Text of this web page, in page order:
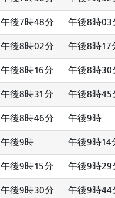
午後7時48分 午後8時03
午後8時02分 午後8時17
午後8時16分 午後8時30
午後8時31分 午後8時45
午後8時46分 午後9時
午後9時 午後9時14
午後9時15分 午後9時29
午後9時30分 午後9時44